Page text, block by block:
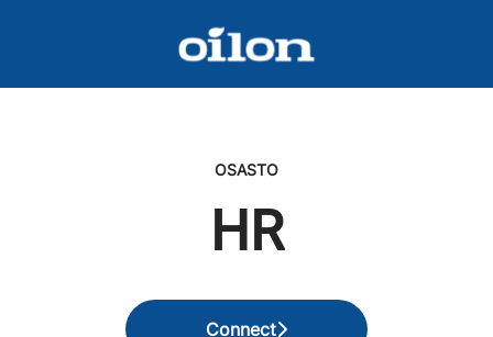
OSASTO
HR
Connect